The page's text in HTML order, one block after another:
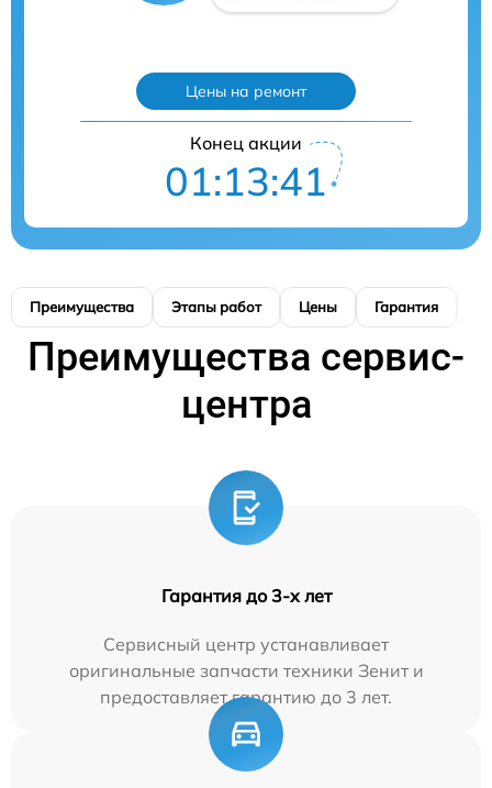
Цены на ремонт
Конец акции
01:13:40
Преимущества Этапы работ Цены Гарантия
Преимущества сервис-
центра
Гарантия до 3-х лет
Сервисный центр устанавливает
оригинальные запчасти техники Зенит и
предоставляет гарантию до 3 лет.